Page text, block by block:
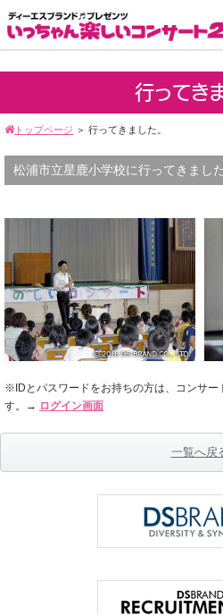
行ってき
トップページ ＞ 行ってきました。
松浦市立星鹿小学校に行ってきました
※IDとパスワードをお持ちの方は、コンサー
す。→ ログイン画面
一覧へ戻